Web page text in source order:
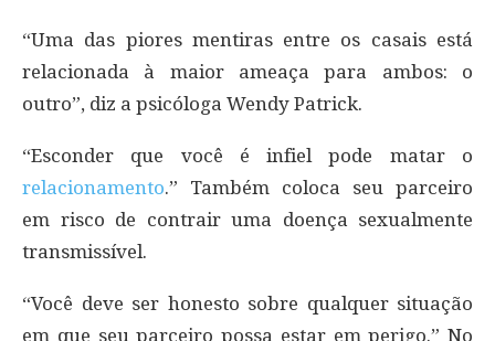
“Uma das piores mentiras entre os casais está
relacionada à maior ameaça para ambos: o
outro”, diz a psicóloga Wendy Patrick.
“Esconder que você é infiel pode matar o
relacionamento.” Também coloca seu parceiro
em risco de contrair uma doença sexualmente
transmissível.
“Você deve ser honesto sobre qualquer situação
em que seu parceiro possa estar em perigo.” No